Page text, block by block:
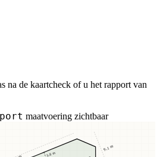
na de kaartcheck of u het rapport van
maatvoering zichtbaar
3,8 m
9,1 m